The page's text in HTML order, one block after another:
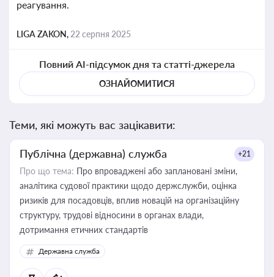
реагування.
LIGA ZAKON, 22 серпня 2025
Повний AI-підсумок дня та статті-джерела
ОЗНАЙОМИТИСЯ
Теми, які можуть вас зацікавити:
Публічна (державна) служба +21
Про що тема: Про впроваджені або заплановані зміни,
аналітика судової практики щодо держслужби, оцінка
ризиків для посадовців, вплив новацій на організаційну
структуру, трудові відносини в органах влади,
дотримання етичних стандартів
Державна служба